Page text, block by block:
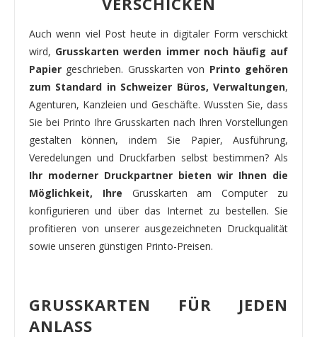
Auch wenn viel Post heute in digitaler Form verschickt
wird, Grusskarten werden immer noch häufig auf
Papier geschrieben. Grusskarten von Printo gehören
zum Standard in Schweizer Büros, Verwaltungen,
Agenturen, Kanzleien und Geschäfte. Wussten Sie, dass
Sie bei Printo Ihre Grusskarten nach Ihren Vorstellungen
gestalten können, indem Sie Papier, Ausführung,
Veredelungen und Druckfarben selbst bestimmen? Als
Ihr moderner Druckpartner bieten wir Ihnen die
Möglichkeit, Ihre Grusskarten am Computer zu
konfigurieren und über das Internet zu bestellen. Sie
profitieren von unserer ausgezeichneten Druckqualität
sowie unseren günstigen Printo-Preisen.
GRUSSKARTEN FÜR JEDEN
ANLASS